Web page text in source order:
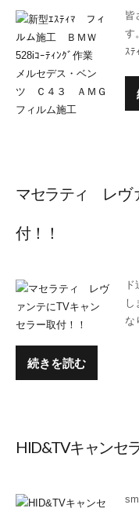
皆
す
ｽﾃ
マセラティ レヴ
付！！
な
続きを読む
HID&TVキャンセ